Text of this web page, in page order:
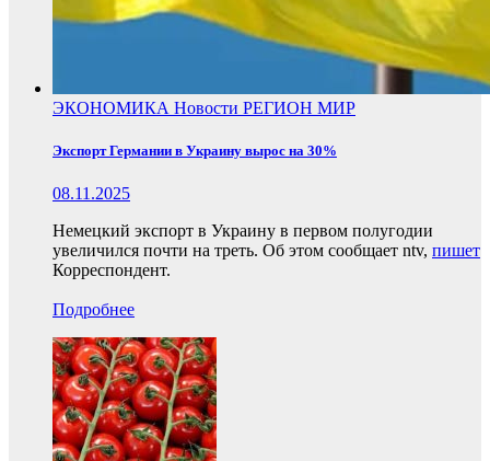
ЭКОНОМИКА Новости РЕГИОН МИР
Экспорт Германии в Украину вырос на 30%
08.11.2025
Немецкий экспорт в Украину в первом полугодии
увеличился почти на треть. Об этом сообщает ntv, пишет
Корреспондент.
Подробнее